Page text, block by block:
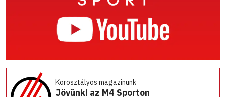
Korosztályos magazinunk
Jövünk! az M4 Sporton